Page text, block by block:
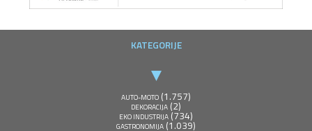
KATEGORIJE
AUTO-MOTO (1.757)
DEKORACIJA (2)
EKO INDUSTRIJA (734)
GASTRONOMIJA (1.039)